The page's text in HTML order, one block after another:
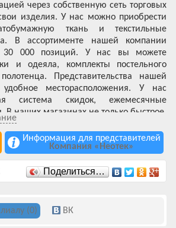
через собственную сеть торговых
свои изделия. У нас можно приобрести
ткань и текстильные
В ассортименте нашей компании
30 000 позиций. У нас вы можете
и одеяла, комплекты постельного
Представительства нашей
месторасположения. У нас
система скидок, ежемесячные
В наших магазинах не только быстрое,
Информация для представителей
Компания «Неотек»
Поделиться…
(0) ВК